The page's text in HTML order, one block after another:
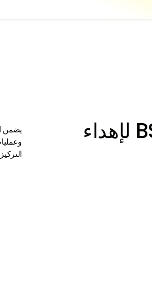
لماذا تختار BSO لإهداء